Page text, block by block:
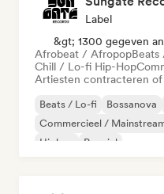
Label
&gt; 1300 gegeven
Afrobeat / Afropop
Chill / Lo-fi Hip-Hop
Artiesten contracteren
Beats / Lo-fi Bossanova
Commercieel /
Hiphop
Popziel